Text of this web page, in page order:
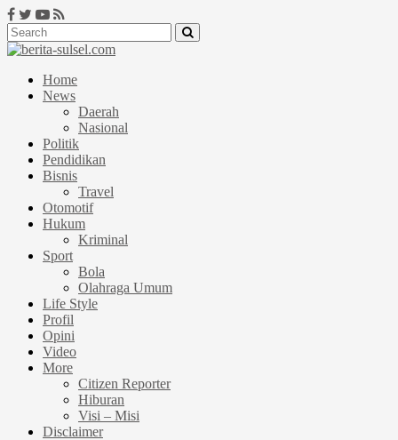
Home
News
Daerah
Nasional
Politik
Pendidikan
Bisnis
Travel
Otomotif
Hukum
Kriminal
Sport
Bola
Olahraga Umum
Life Style
Profil
Opini
Video
More
Citizen Reporter
Hiburan
Visi – Misi
Disclaimer